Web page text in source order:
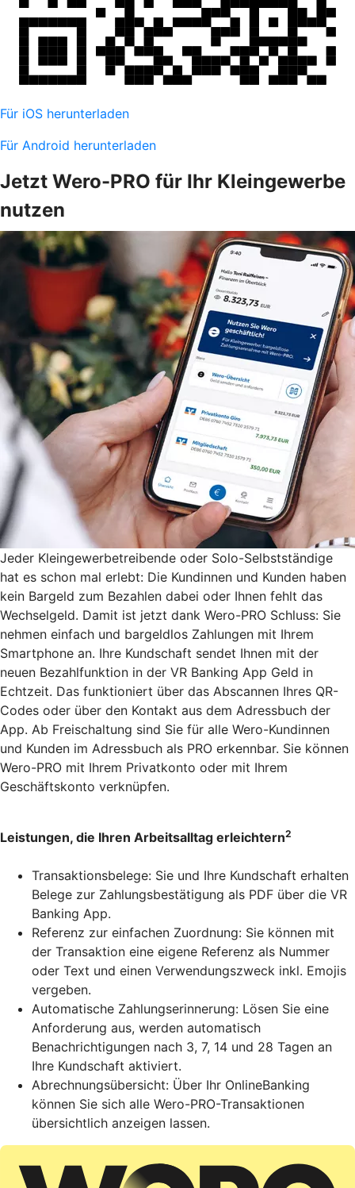
Für iOS herunterladen
Für Android herunterladen
Jetzt Wero-PRO für Ihr Kleingewerbe
nutzen
Jeder Kleingewerbetreibende oder Solo-Selbstständige
hat es schon mal erlebt: Die Kundinnen und Kunden haben
kein Bargeld zum Bezahlen dabei oder Ihnen fehlt das
Wechselgeld. Damit ist jetzt dank Wero-PRO Schluss: Sie
nehmen einfach und bargeldlos Zahlungen mit Ihrem
Smartphone an. Ihre Kundschaft sendet Ihnen mit der
neuen Bezahlfunktion in der VR Banking App Geld in
Echtzeit. Das funktioniert über das Abscannen Ihres QR-
Codes oder über den Kontakt aus dem Adressbuch der
App. Ab Freischaltung sind Sie für alle Wero-Kundinnen
und Kunden im Adressbuch als PRO erkennbar. Sie können
Wero-PRO mit Ihrem Privatkonto oder mit Ihrem
Geschäftskonto verknüpfen.
Leistungen, die Ihren Arbeitsalltag erleichtern2
Transaktionsbelege: Sie und Ihre Kundschaft erhalten
Belege zur Zahlungsbestätigung als PDF über die VR
Banking App.
Referenz zur einfachen Zuordnung: Sie können mit
der Transaktion eine eigene Referenz als Nummer
oder Text und einen Verwendungszweck inkl. Emojis
vergeben.
Automatische Zahlungserinnerung: Lösen Sie eine
Anforderung aus, werden automatisch
Benachrichtigungen nach 3, 7, 14 und 28 Tagen an
Ihre Kundschaft aktiviert.
Abrechnungsübersicht: Über Ihr OnlineBanking
können Sie sich alle Wero-PRO-Transaktionen
übersichtlich anzeigen lassen.